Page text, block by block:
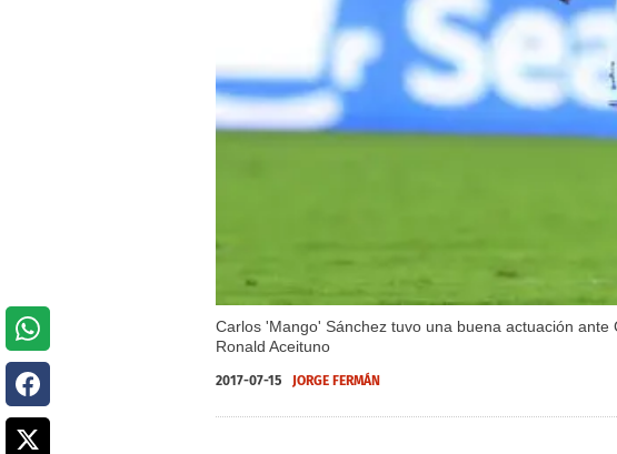
Carlos 'Mango' Sánchez tuvo una buena actuación
Ronald Aceituno
2017-07-15 JORGE FERMÁN